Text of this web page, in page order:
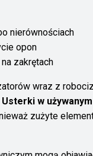
nierównościach
opon
zakrętach
wraz z
Usterki w
zużyte